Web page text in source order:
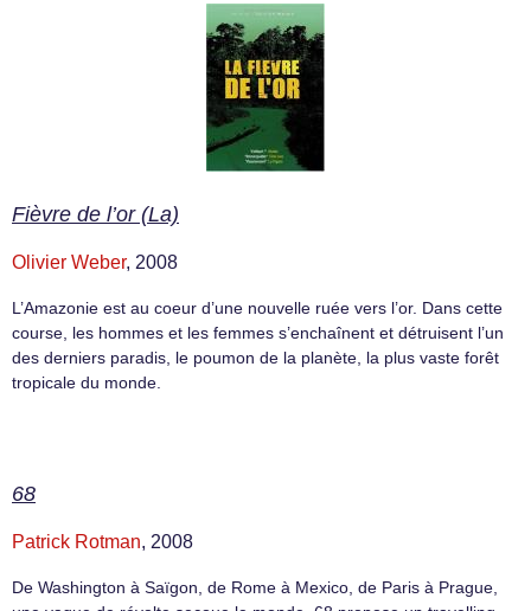
Fièvre de l’or (La)
Olivier Weber, 2008
L’Amazonie est au coeur d’une nouvelle ruée vers l’or. Dans cette
course, les hommes et les femmes s’enchaînent et détruisent l’un
des derniers paradis, le poumon de la planète, la plus vaste forêt
tropicale du monde.
68
Patrick Rotman, 2008
De Washington à Saïgon, de Rome à Mexico, de Paris à Prague,